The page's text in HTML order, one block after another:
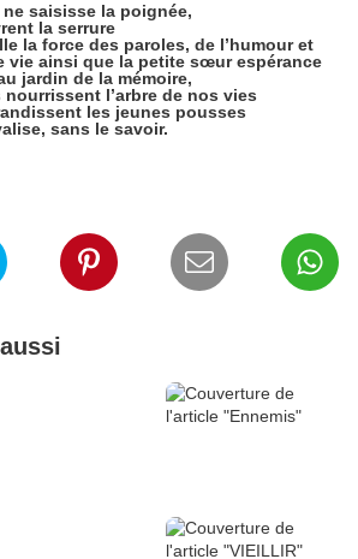
saisisse la poignée,
la serrure
la force des paroles, de l’humour et
vie ainsi que la petite sœur espérance
jardin de la mémoire,
l’arbre de nos vies
les jeunes pousses
sans le savoir.